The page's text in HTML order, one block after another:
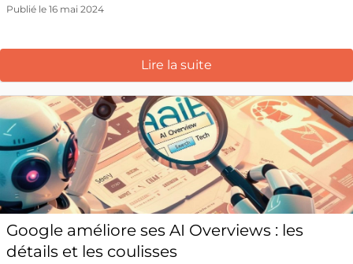
Publié le 16 mai 2024
Lire la suite
Google améliore ses AI Overviews : les
détails et les coulisses